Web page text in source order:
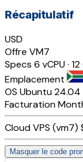
Récapitulatif
USD
Offre VM7
Specs 6 vCPU ·
Emplacement
OS Ubuntu 24.04
Facturation
Cloud VPS (vm7)
Masquer le code